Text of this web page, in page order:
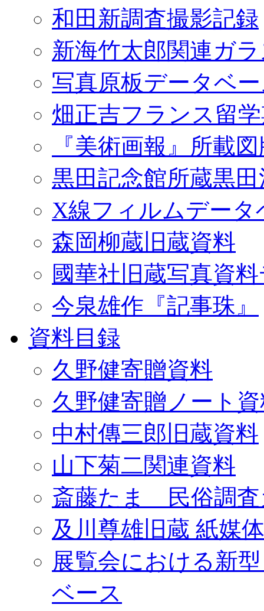
和田新調査撮影記録
新海竹太郎関連ガ
写真原板データベ
畑正吉フランス留
『美術画報』所載
黒田記念館所蔵黒
X線フィルムデータ
森岡柳蔵旧蔵資料
國華社旧蔵写真資
今泉雄作『記事珠』
資料目録
久野健寄贈資料
久野健寄贈ノート
中村傳三郎旧蔵資料
山下菊二関連資料
斎藤たま 民俗調査
及川尊雄旧蔵 紙媒
展覧会における新
ベース